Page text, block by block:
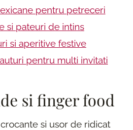
pentru petreceri
si pateuri de intins
si aperitive festive
pentru multi invitati
si finger food
si usor de ridicat